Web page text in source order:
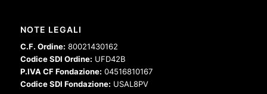
NOTE LEGALI
C.F. Ordine: 80021430162
Codice SDI Ordine: UFD42B
P.IVA CF Fondazione: 04516810167
Codice SDI Fondazione: USAL8PV